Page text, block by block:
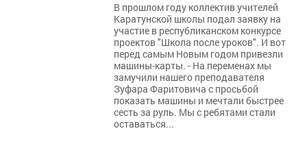
В прошлом году коллектив учителей
Каратунской школы подал заявку на
участие в республиканском конкурсе
проектов "Школа после уроков". И вот
перед самым Новым годом привезли
машины-карты. - На переменах мы
замучили нашего преподавателя
Зуфара Фаритовича с просьбой
показать машины и мечтали быстрее
сесть за руль. Мы с ребятами стали
оставаться...